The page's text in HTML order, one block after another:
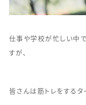
仕事や学校が忙しい中
すが、
皆さんは筋トレをするタ